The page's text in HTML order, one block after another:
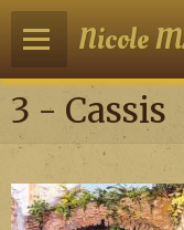
3 - Cassis